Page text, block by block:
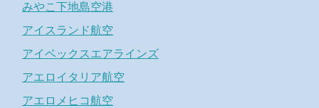
みやこ下地島空港
アイスランド航空
アイベックスエアラインズ
アエロイタリア航空
アエロメヒコ航空